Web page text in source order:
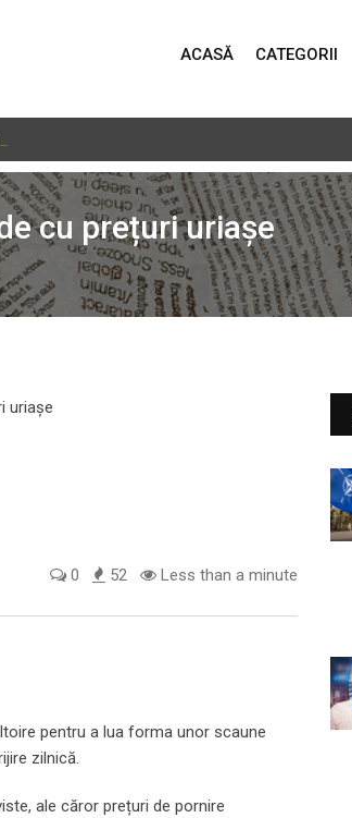
ACASĂ CATEGORII
politic eșecul negocierilor pentru PNRR
cu prețuri uriașe
0 52 Less than a minute
pentru a lua forma unor scaune
zilnică.
ale căror prețuri de pornire